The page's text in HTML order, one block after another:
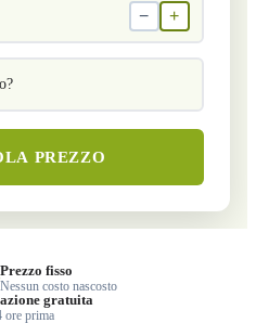
− +
PREZZO
Prezzo fisso
Nessun costo nascosto
gratuita
ore prima